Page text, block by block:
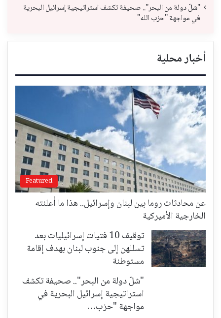
"شلّ دولة من البحر".. صحيفة تكشف استراتيجية إسرائيل البحرية
في مواجهة "حزب الله"
أخبار محلية
Featured
عن محادثات روما بين لبنان وإسرائيل.. هذا ما أعلنته
الخارجية الأميركية
توقيف 10 فتيات إسرائيليات بعد
تسللهن إلى جنوب لبنان بهدف إقامة
مستوطنة
"شلّ دولة من البحر".. صحيفة تكشف
استراتيجية إسرائيل البحرية في
مواجهة "حزب…